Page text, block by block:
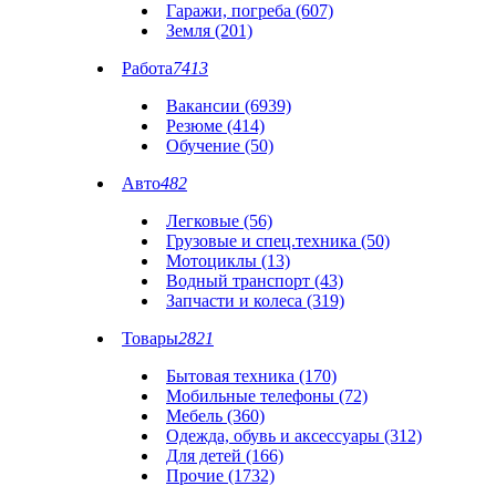
Гаражи, погреба (607)
Земля (201)
Работа7413
Вакансии (6939)
Резюме (414)
Обучение (50)
Авто482
Легковые (56)
Грузовые и спец.техника (50)
Мотоциклы (13)
Водный транспорт (43)
Запчасти и колеса (319)
Товары2821
Бытовая техника (170)
Мобильные телефоны (72)
Мебель (360)
Одежда, обувь и аксессуары (312)
Для детей (166)
Прочие (1732)